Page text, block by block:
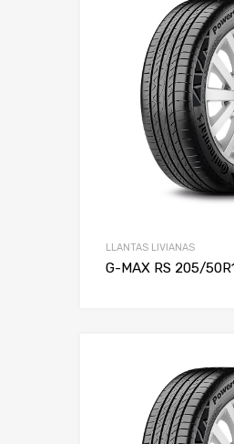
LLANTAS LIVIANAS
G-MAX RS 205/